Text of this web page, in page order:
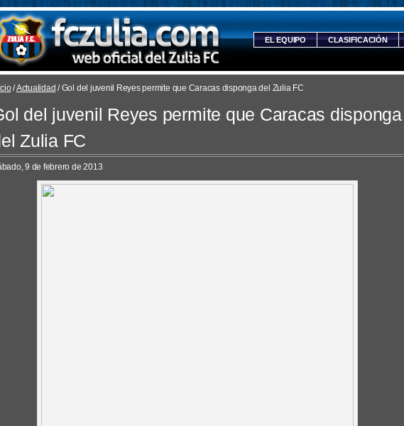
EL EQUIPO CLASIFICACIÓN
/Actualidad / Gol del juvenil Reyes permite que Caracas disponga del Zulia FC
del juvenil Reyes permite que Caracas disponga
Zulia FC
9 de febrero de 2013